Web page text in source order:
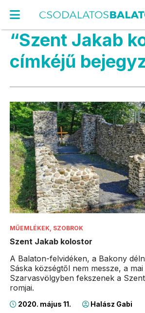
“Szent Jakab
címkéjű
MŰEMLÉKEK, SZOBROK
Szent Jakab kolostor
A Balaton-felvidéken, a Bakony
Sáska községtől nem messze, a mai
Szarvasvölgyben fekszenek a
romjai.
2020. május 11. Halász Gabi